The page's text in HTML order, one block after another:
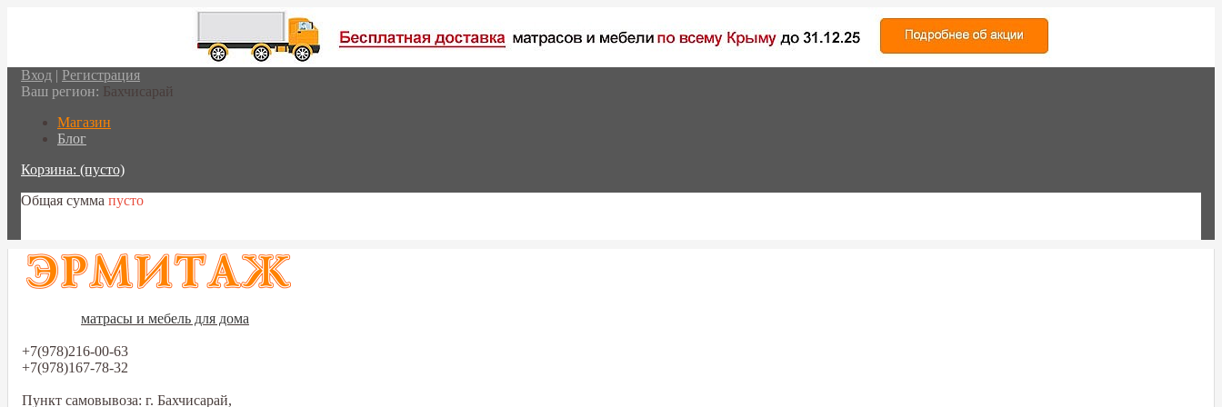
Вход | Регистрация
Ваш регион: Бахчисарай
Магазин
Блог
Корзина: (пусто)
Общая сумма пусто
матрасы и мебель для дома
+7(978)216-00-63
+7(978)167-78-32
Пункт самовывоза: г. Бахчисарай,